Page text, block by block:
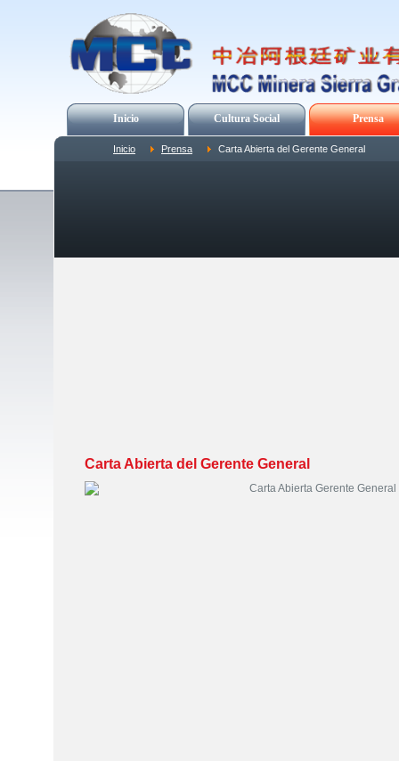
Inicio Cultura Social Prensa
Inicio Prensa Carta Abierta del Gerente General
Carta Abierta del Gerente General